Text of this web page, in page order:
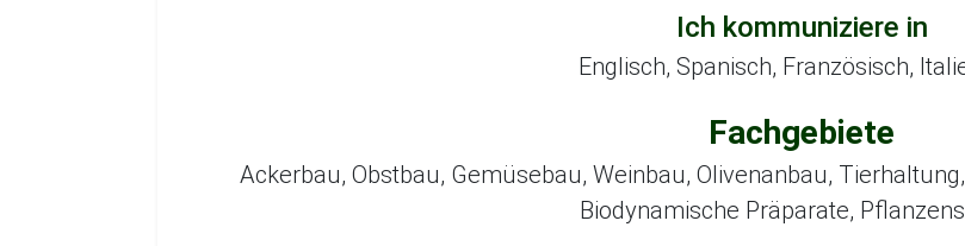
Ich kommuniziere in
Englisch, Spanisch, Französisch,
Fachgebiete
Ackerbau, Obstbau, Gemüsebau, Weinbau, Olivenanbau,
Biodynamische Präparate,